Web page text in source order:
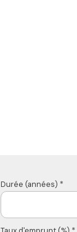
Durée (années) *